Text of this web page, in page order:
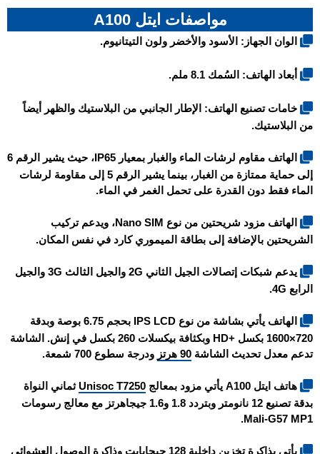
مواصفات ايتل A100
الوان الجهاز: الأسود والأخضر ولون التيتانيوم.
أبعاد الهاتف: السُمك 8.1 ملم.
خامات تصنيع الهاتف: الإطار الجانبي من البلاستيك والظهر أيضاً
من البلاستيك.
الهاتف مقاوم لرشات الماء والغبار بمعيار IP65، حيث يشير الرقم 6
إلى حماية ممتازة من الغبار، بينما يشير الرقم 5 إلى مقاومة لرشات
الماء فقط دون القدرة على تحمل الغمر في الماء.
الهاتف مزود شريحتين من نوع Nano SIM، ويدعم تركيب
الشريحتين بالإضافة إلى بطاقة الميموري كارد في نفس المكان.
يدعم شبكات إتصالات الجيل الثاني 2G والجيل الثالث 3G والجيل
الرابع 4G.
الهاتف يأتي بشاشة من نوع IPS LCD بحجم 6.75 بوصة وبدقة
720×1600 بكسل +HD وبكثافة بيكسلات 260 بكسل في إنش. الشاشة
تدعم معدل تحديث الشاشة 90 هرتز ودرجة سطوع 700 شمعة.
هاتف ايتل A100 يأتي مزود بمعالج Unisoc T7250ثماني النواة
بدقة تصنيع 12 نانومتر وبتردد 1.8 و1.6 جيجاهرتز مع معالج رسومات
Mali-G57 MP1.
يأتي بذاكرة تخزين داخلية 128 جيجابايت وذاكرة الوصول العشوائي